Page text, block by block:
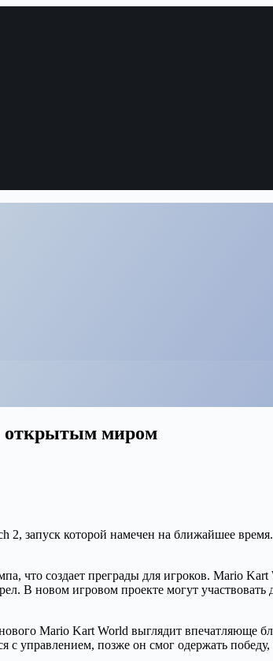
открытым миром
2, запуск которой намечен на ближайшее
создает преграды для игроков. Mario Kart
В новом игровом проекте могут участвовать
Mario Kart World выглядит впечатляюще
управлением, позже он смог одержать